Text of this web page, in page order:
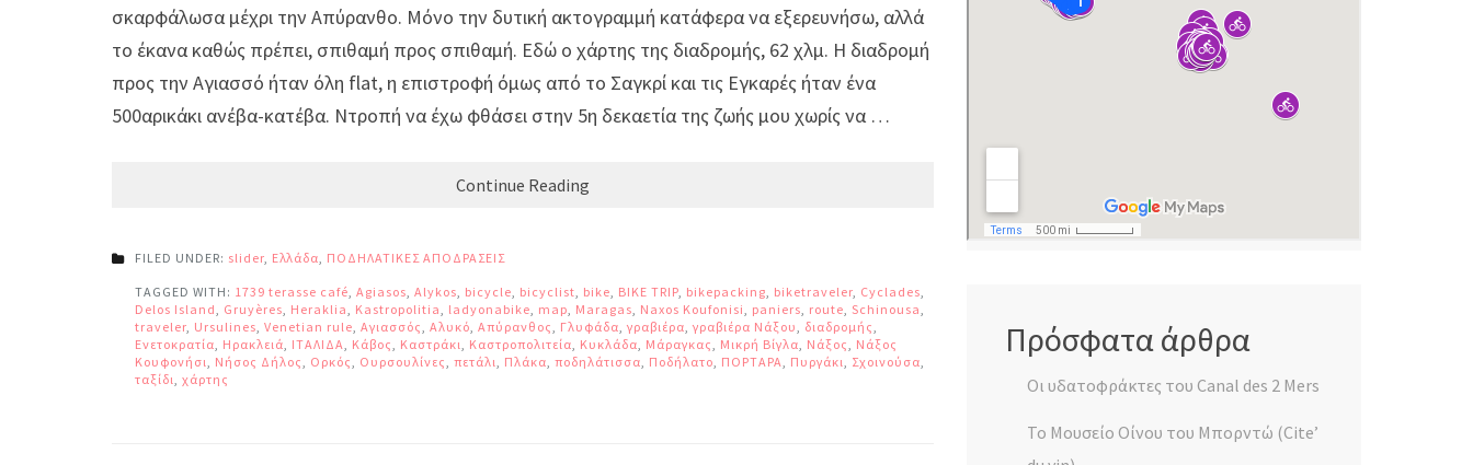
σκαρφάλωσα μέχρι την Απύρανθο. Μόνο την δυτική ακτογραμμή κατάφερα να εξερευνήσω, αλλά
το έκανα καθώς πρέπει, σπιθαμή προς σπιθαμή. Εδώ ο χάρτης της διαδρομής, 62 χλμ. Η διαδρομή
προς την Αγιασσό ήταν όλη flat, η επιστροφή όμως από το Σαγκρί και τις Εγκαρές ήταν ένα
500αρικάκι ανέβα-κατέβα. Ντροπή να έχω φθάσει στην 5η δεκαετία της ζωής μου χωρίς να …
Continue Reading
FILED UNDER: slider, Ελλάδα, ΠΟΔΗΛΑΤΙΚΕΣ ΑΠΟΔΡΑΣΕΙΣ
TAGGED WITH: 1739 terasse café, Agiasos, Alykos, bicycle, bicyclist, bike, BIKE TRIP, bikepacking, biketraveler, Cyclades,
Delos Island, Gruyères, Heraklia, Kastropolitia, ladyonabike, map, Maragas, Naxos Koufonisi, paniers, route, Schinousa,
traveler, Ursulines, Venetian rule, Αγιασσός, Αλυκό, Απύρανθος, Γλυφάδα, γραβιέρα, γραβιέρα Νάξου, διαδρομής,
Ενετοκρατία, Ηρακλειά, ΙΤΑΛΙΔΑ, Κάβος, Καστράκι, Καστροπολιτεία, Κυκλάδα, Μάραγκας, Μικρή Βίγλα, Νάξος, Νάξος
Κουφονήσι, Νήσος Δήλος, Ορκός, Ουρσουλίνες, πετάλι, Πλάκα, ποδηλάτισσα, Ποδήλατο, ΠΟΡΤΑΡΑ, Πυργάκι, Σχοινούσα,
ταξίδι, χάρτης
Πρόσφατα άρθρα
Οι υδατοφράκτες του Canal des 2 Mers
Το Μουσείο Οίνου του Μπορντώ (Cite’